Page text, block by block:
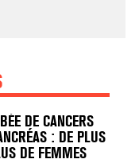
DE CANCERS
: DE PLUS
DE FEMMES